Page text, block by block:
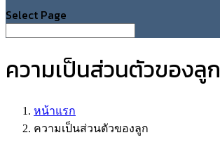
Select Page
ความเป็นส่วนตัวของลูก
หน้าแรก
ความเป็นส่วนตัวของลูก